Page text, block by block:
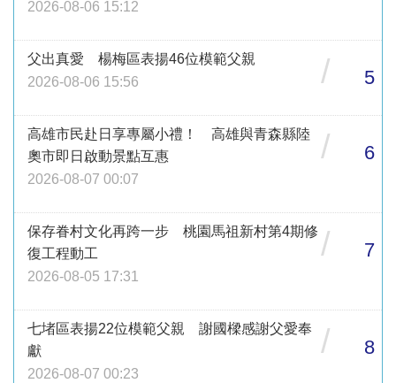
2026-08-06 15:12
父出真愛 楊梅區表揚46位模範父親
2026-08-06 15:56
/ 5
高雄市民赴日享專屬小禮！ 高雄與青森縣陸
奧市即日啟動景點互惠
2026-08-07 00:07
/ 6
保存眷村文化再跨一步 桃園馬祖新村第4期修
復工程動工
2026-08-05 17:31
/ 7
七堵區表揚22位模範父親 謝國樑感謝父愛奉
獻
2026-08-07 00:23
/ 8